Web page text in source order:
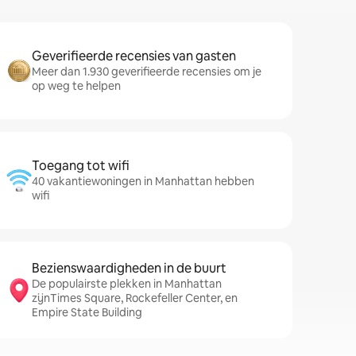
Geverifieerde recensies van gasten
Meer dan 1.930 geverifieerde recensies om je
op weg te helpen
Toegang tot wifi
40 vakantiewoningen in Manhattan hebben
wifi
Bezienswaardigheden in de buurt
De populairste plekken in Manhattan
zijnTimes Square, Rockefeller Center, en
Empire State Building